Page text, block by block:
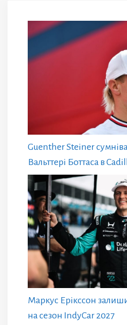
Guenther Steiner
Вальттері Боттаса в
Маркус Ерікссон
на сезон IndyCar 2027